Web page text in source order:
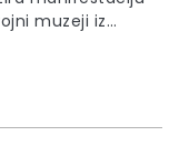
muzeji iz
publika”, a iz